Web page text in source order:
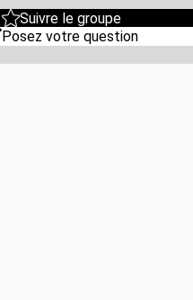
Suivre le groupe
Posez votre question